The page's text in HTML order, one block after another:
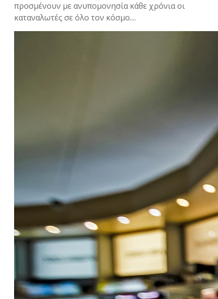
προσμένουν με ανυπομονησία κάθε χρόνια οι
καταναλωτές σε όλο τον κόσμο....